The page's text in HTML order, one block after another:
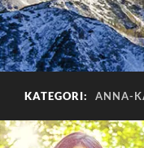
KATEGORI: ANNA-